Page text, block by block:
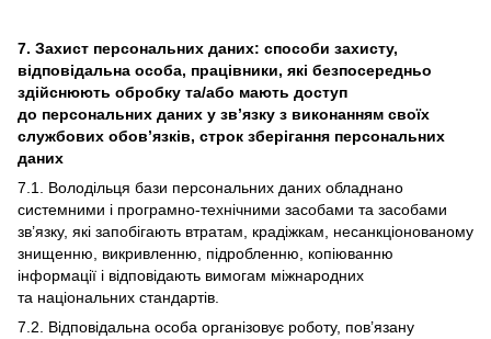
7. Захист персональних даних: способи захисту,
відповідальна особа, працівники, які безпосередньо
здійснюють обробку та/або мають доступ
до персональних даних у зв’язку з виконанням своїх
службових обов’язків, строк зберігання персональних
даних
7.1. Володільця бази персональних даних обладнано
системними і програмно-технічними засобами та засобами
зв’язку, які запобігають втратам, крадіжкам, несанкціонованому
знищенню, викривленню, підробленню, копіюванню
інформації і відповідають вимогам міжнародних
та національних стандартів.
7.2. Відповідальна особа організовує роботу, пов’язану